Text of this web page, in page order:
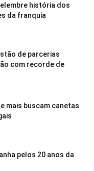
história dos
da franquia
de parcerias
com recorde de
mais buscam canetas
pelos 20 anos da